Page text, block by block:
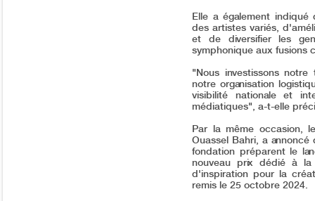
Elle a également
des artistes variés,
et de diversifier les
symphonique aux fusions
"Nous investissons
notre organisation
visibilité nationale et
médiatiques", a-t-elle
Par la même occasion,
Ouassel Bahri, a annoncé
fondation préparent le
nouveau prix dédié à la
d'inspiration pour la
remis le 25 octobre 2024.